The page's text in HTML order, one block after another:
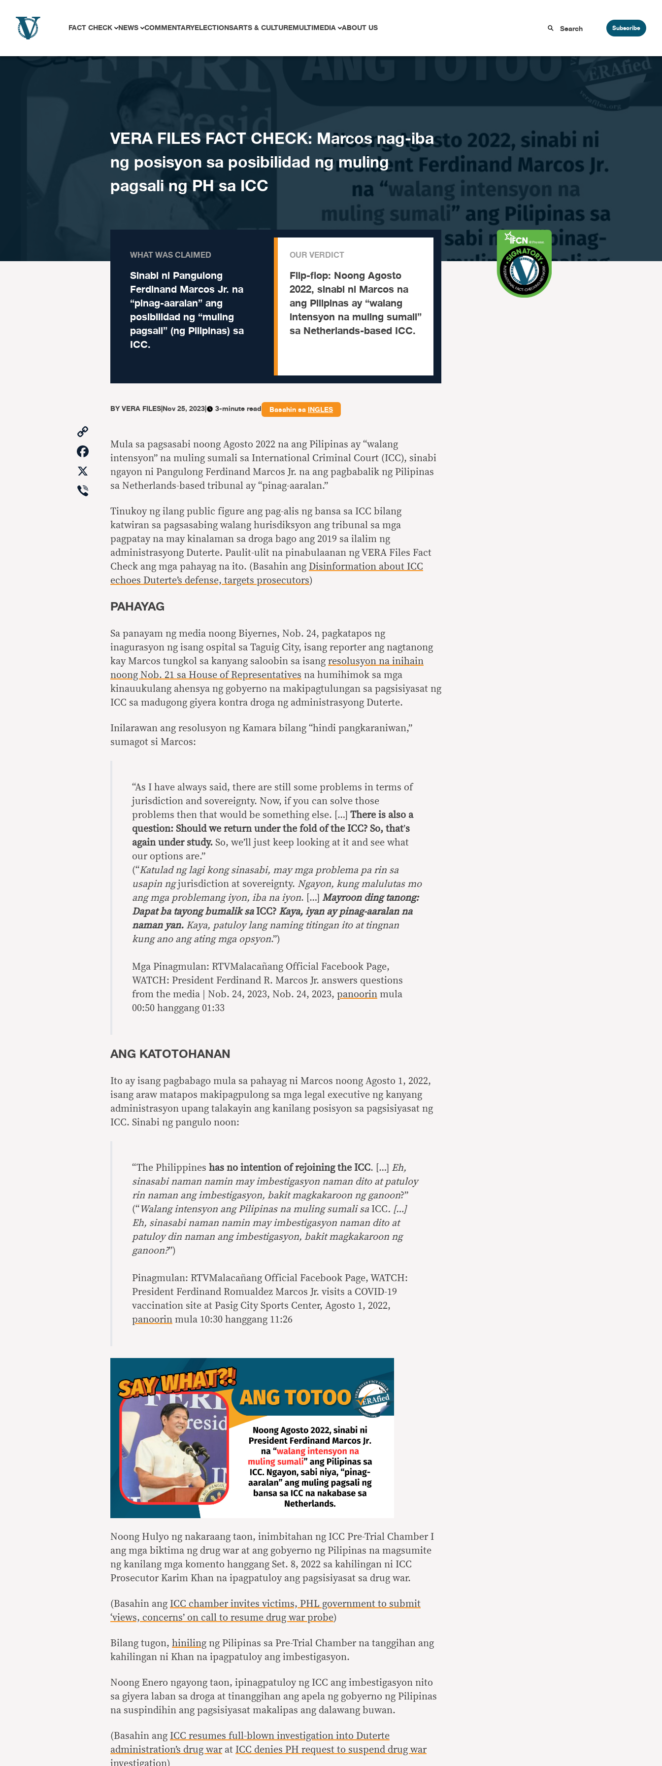
FACT CHECK NEWS COMMENTARYELECTIONSARTS & CULTUREMULTIMEDIA ABOUT US Subscribe
VERA FILES FACT CHECK: Marcos nag-iba
ng posisyon sa posibilidad ng muling
pagsali ng PH sa ICC
WHAT WAS CLAIMED
Sinabi ni Pangulong
Ferdinand Marcos Jr. na
“pinag-aaralan” ang
posibilidad ng “muling
pagsali” (ng Pilipinas) sa
ICC.
OUR VERDICT
Flip-flop: Noong Agosto
2022, sinabi ni Marcos na
ang Pilipinas ay “walang
intensyon na muling sumali”
sa Netherlands-based ICC.
BYVERA FILES|Nov 25, 2023| 3-minute read Basahin saINGLES
Link
Facebook
Viber
Mula sa pagsasabi noong Agosto 2022 na ang Pilipinas ay “walang
intensyon” na muling sumali sa International Criminal Court (ICC), sinabi
ngayon ni Pangulong Ferdinand Marcos Jr. na ang pagbabalik ng Pilipinas
sa Netherlands-based tribunal ay “pinag-aaralan.”
Tinukoy ng ilang public figure ang pag-alis ng bansa sa ICC bilang
katwiran sa pagsasabing walang hurisdiksyon ang tribunal sa mga
pagpatay na may kinalaman sa droga bago ang 2019 sa ilalim ng
administrasyong Duterte. Paulit-ulit na pinabulaanan ng VERA Files Fact
Check ang mga pahayag na ito. (Basahin ang Disinformation about ICC
echoes Duterte’s defense, targets prosecutors)
PAHAYAG
Sa panayam ng media noong Biyernes, Nob. 24, pagkatapos ng
inagurasyon ng isang ospital sa Taguig City, isang reporter ang nagtanong
kay Marcos tungkol sa kanyang saloobin sa isang resolusyon na inihain
noong Nob. 21 sa House of Representatives na humihimok sa mga
kinauukulang ahensya ng gobyerno na makipagtulungan sa pagsisiyasat ng
ICC sa madugong giyera kontra droga ng administrasyong Duterte.
Inilarawan ang resolusyon ng Kamara bilang “hindi pangkaraniwan,”
sumagot si Marcos:
“As I have always said, there are still some problems in terms of
jurisdiction and sovereignty. Now, if you can solve those
problems then that would be something else. […] There is also a
question: Should we return under the fold of the ICC? So, that’s
again under study. So, we’ll just keep looking at it and see what
our options are.”
(“Katulad ng lagi kong sinasabi, may mga problema pa rin sa
usapin ngjurisdiction at sovereignty. Ngayon, kung malulutas mo
ang mga problemang iyon, iba na iyon. […] Mayroon ding tanong:
Dapat ba tayong bumalik saICC? Kaya, iyan ay pinag-aaralan na
naman yan. Kaya, patuloy lang naming titingan ito at tingnan
kung ano ang ating mga opsyon.”)
Mga Pinagmulan: RTVMalacañang Official Facebook Page,
WATCH: President Ferdinand R. Marcos Jr. answers questions
from the media | Nob. 24, 2023, Nob. 24, 2023, panoorin mula
00:50 hanggang 01:33
ANG KATOTOHANAN
Ito ay isang pagbabago mula sa pahayag ni Marcos noong Agosto 1, 2022,
isang araw matapos makipagpulong sa mga legal executive ng kanyang
administrasyon upang talakayin ang kanilang posisyon sa pagsisiyasat ng
ICC. Sinabi ng pangulo noon:
“The Philippines has no intention of rejoining the ICC. […] Eh,
sinasabi naman namin may imbestigasyon naman dito at patuloy
rin naman ang imbestigasyon, bakit magkakaroon ng ganoon?”
(“Walang intensyon ang Pilipinas na muling sumali sa ICC. […]
Eh, sinasabi naman namin may imbestigasyon naman dito at
patuloy din naman ang imbestigasyon, bakit magkakaroon ng
ganoon?”)
Pinagmulan: RTVMalacañang Official Facebook Page, WATCH:
President Ferdinand Romualdez Marcos Jr. visits a COVID-19
vaccination site at Pasig City Sports Center, Agosto 1, 2022,
panoorin mula 10:30 hanggang 11:26
Noong Hulyo ng nakaraang taon, inimbitahan ng ICC Pre-Trial Chamber I
ang mga biktima ng drug war at ang gobyerno ng Pilipinas na magsumite
ng kanilang mga komento hanggang Set. 8, 2022 sa kahilingan ni ICC
Prosecutor Karim Khan na ipagpatuloy ang pagsisiyasat sa drug war.
(Basahin ang ICC chamber invites victims, PHL government to submit
‘views, concerns’ on call to resume drug war probe)
Bilang tugon, hiniling ng Pilipinas sa Pre-Trial Chamber na tanggihan ang
kahilingan ni Khan na ipagpatuloy ang imbestigasyon.
Noong Enero ngayong taon, ipinagpatuloy ng ICC ang imbestigasyon nito
sa giyera laban sa droga at tinanggihan ang apela ng gobyerno ng Pilipinas
na suspindihin ang pagsisiyasat makalipas ang dalawang buwan.
(Basahin ang ICC resumes full-blown investigation into Duterte
administration’s drug warat ICC denies PH request to suspend drug war
investigation)